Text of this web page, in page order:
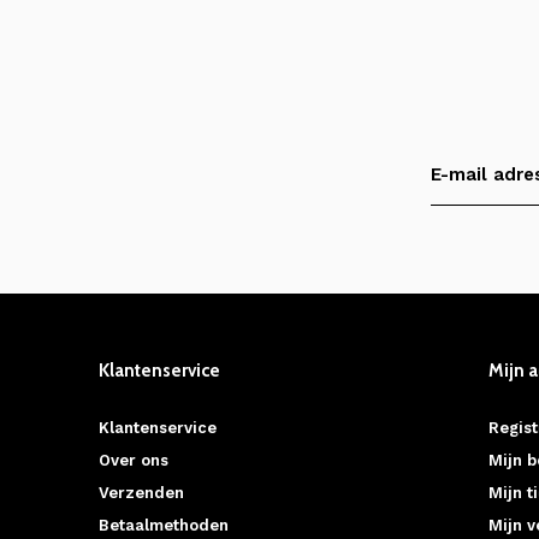
Klantenservice
Klantenservice
Over ons
Verzenden
Betaalmethoden
Mijn
Mijn
Mijn
Mijn